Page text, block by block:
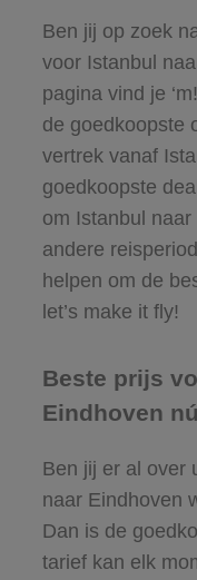
Ben jij op zoek
voor Istanbul
pagina vind je
de goedkoopste
vertrek vanaf
goedkoopste
om Istanbul
andere
helpen om de
let’s make it fly!
Beste prijs
Eindhoven
Ben jij er al over
naar Eindhoven
Dan is de
tarief kan elk